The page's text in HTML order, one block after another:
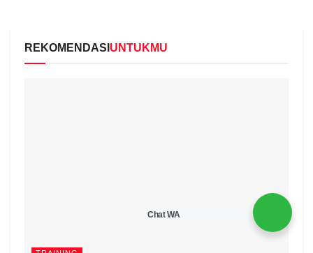
REKOMENDASI UNTUKMU
Chat WA